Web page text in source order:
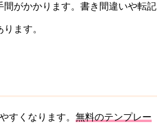
がかかります。書き間違いや転記
ます。
すくなります。 無料のテンプレー